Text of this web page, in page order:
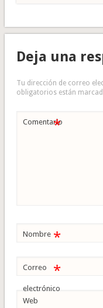
Deja una
Tu dirección de correo
obligatorios están
Comentario
*
Nombre *
Correo
electrónico
*
Web